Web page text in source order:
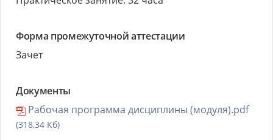
Форма промежуточной аттестации
Зачет
Документы
Рабочая программа дисциплины (модуля).pdf
(318,34 Кб)